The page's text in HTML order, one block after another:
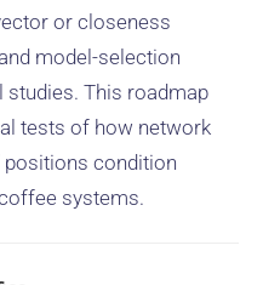
or closeness
model-selection
This roadmap
tests of how network
positions condition
systems.